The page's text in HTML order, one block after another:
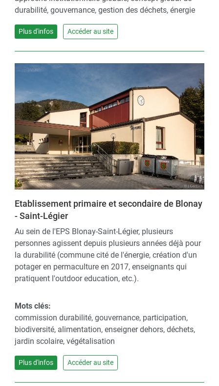
durabilité, gouvernance, gestion des déchets, énergie
Plus d'infos Accéder au site
Etablissement primaire et secondaire de Blonay
- Saint-Légier
Au sein de l'EPS Blonay-Saint-Légier, plusieurs
personnes agissent depuis plusieurs années déjà pour
la durabilité (commune cité de l'énergie, création d'un
potager en permaculture en 2017, enseignants qui
pratiquent l'outdoor education, etc.).
Mots clés:
commission durabilité, gouvernance, participation,
biodiversité, alimentation, enseigner dehors, déchets,
jardin scolaire, végétalisation
Plus d'infos Accéder au site